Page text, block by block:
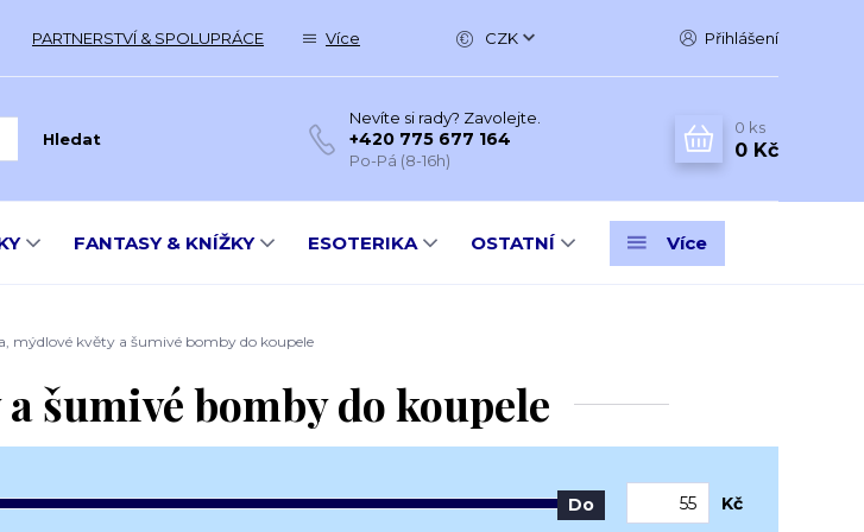
PARTNERSTVÍ & SPOLUPRÁCE Více CZK Přihlášení
Hledat
Nevíte si rady? Zavolejte.
+420 775 677 164
Po-Pá (8-16h)
0 ks
0 Kč
FANTASY & KNÍŽKY ESOTERIKA OSTATNÍ Více
mýdlové květy a šumivé bomby do koupele
šumivé bomby do koupele
Do Kč